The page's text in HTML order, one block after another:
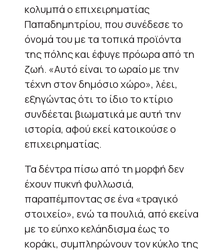
κολυμπά ο επιχειρηματίας
Παπαδημητρίου, που συνέδεσε το
όνομά του με τα τοπικά προϊόντα
της πόλης και έφυγε πρόωρα από τη
ζωή. «Αυτό είναι το ωραίο με την
τέχνη στον δημόσιο χώρο», λέει,
εξηγώντας ότι το ίδιο το κτίριο
συνδέεται βιωματικά με αυτή την
ιστορία, αφού εκεί κατοικούσε ο
επιχειρηματίας.
Τα δέντρα πίσω από τη μορφή δεν
έχουν πυκνή φυλλωσιά,
παραπέμποντας σε ένα «τραγικό
στοιχείο», ενώ τα πουλιά, από εκείνα
με το εύηχο κελάηδισμα έως το
κοράκι, συμπληρώνουν τον κύκλο της